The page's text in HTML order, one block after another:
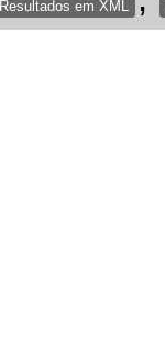
Resultados em XML